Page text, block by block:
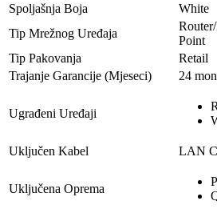
Spoljašnja Boja
White
Tip Mrežnog Uređaja
Point
Tip Pakovanja
Retail
Trajanje Garancije (Mjeseci)
24
Ugrađeni Uređaji
Uključen Kabel LAN
Uključena Oprema